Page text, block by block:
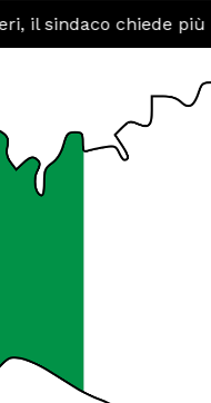
il sindaco chiede più